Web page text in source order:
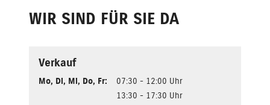
WIR SIND FÜR SIE DA
Verkauf
Mo, Di, Mi, Do, Fr:
07:30 - 12:00 Uhr
13:30 - 17:30 Uhr